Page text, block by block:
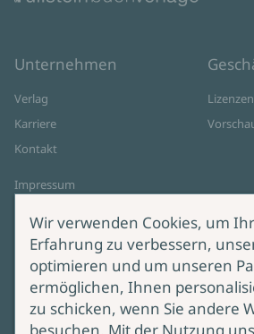
Unternehmen
Verlag
Karriere
Kontakt
Impressum
Cookie-Einstellungen
AGB Online Shop
Lizenzen
Service
Wir verwenden Cookies, um
Erfahrung zu verbessern,
optimieren und um unseren
ermöglichen, Ihnen
zu schicken, wenn Sie andere